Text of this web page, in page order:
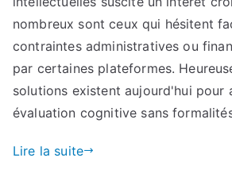
nombreux sont ceux qui hésitent
contraintes administratives ou
par certaines plateformes.
solutions existent aujourd'hui pour
évaluation cognitive sans
Lire la suite